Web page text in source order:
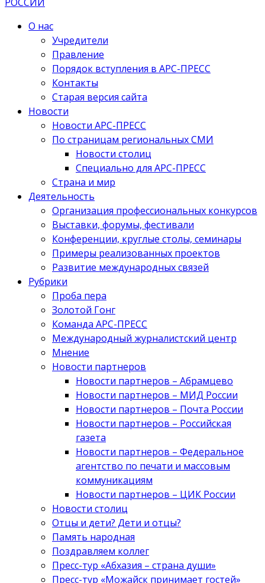
О нас
Учредители
Правление
Порядок вступления в АРС-ПРЕСС
Контакты
Старая версия сайта
Новости
Новости АРС-ПРЕСС
По страницам региональных СМИ
Новости столиц
Специально для АРС-ПРЕСС
Страна и мир
Деятельность
Организация профессиональных конкурсов
Выставки, форумы, фестивали
Конференции, круглые столы, семинары
Примеры реализованных проектов
Развитие международных связей
Рубрики
Проба пера
Золотой Гонг
Команда АРС-ПРЕСС
Международный журналистский центр
Мнение
Новости партнеров
Новости партнеров – Абрамцево
Новости партнеров – МИД России
Новости партнеров – Почта России
Новости партнеров – Российская
газета
Новости партнеров – Федеральное
агентство по печати и массовым
коммуникациям
Новости партнеров – ЦИК России
Новости столиц
Отцы и дети? Дети и отцы?
Память народная
Поздравляем коллег
Пресс-тур «Абхазия – страна души»
Пресс-тур «Можайск принимает гостей»